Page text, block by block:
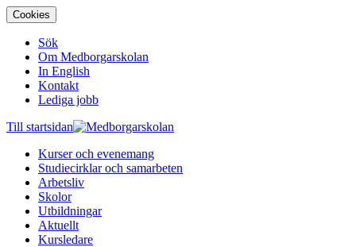
Cookies
Sök
Om Medborgarskolan
In English
Kontakt
Lediga jobb
Till startsidan
Kurser och evenemang
Studiecirklar och samarbeten
Arbetsliv
Skolor
Utbildningar
Aktuellt
Kursledare